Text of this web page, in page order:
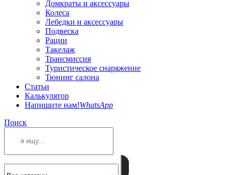
Домкраты и аксессуары
Колеса
Лебедки и аксессуары
Подвеска
Рации
Такелаж
Трансмиссия
Туристическое снаряжение
Тюнинг салона
Статьи
Калькулятор
Напишите нам!WhatsApp
Поиск